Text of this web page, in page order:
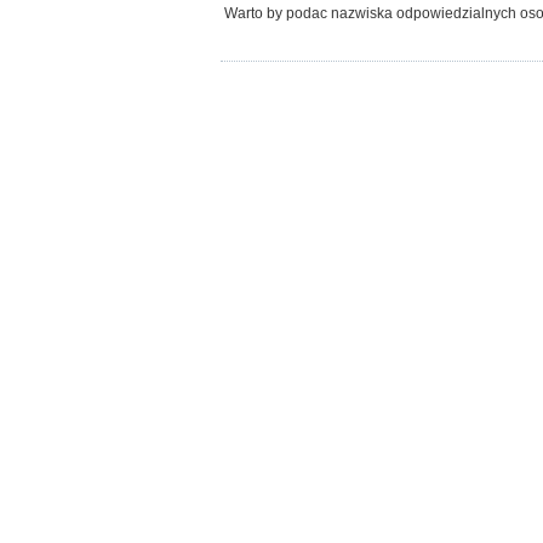
Warto by podac nazwiska odpowiedzialnych